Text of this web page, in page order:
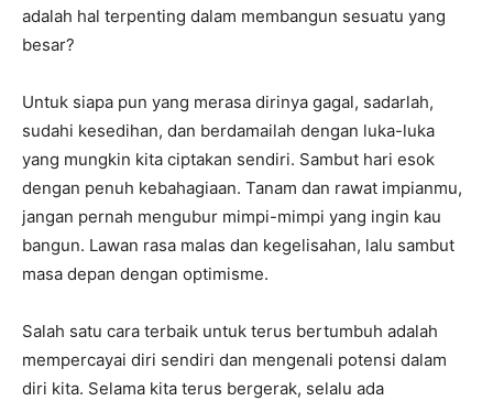
adalah hal terpenting dalam membangun sesuatu yang
besar?
Untuk siapa pun yang merasa dirinya gagal, sadarlah,
sudahi kesedihan, dan berdamailah dengan luka-luka
yang mungkin kita ciptakan sendiri. Sambut hari esok
dengan penuh kebahagiaan. Tanam dan rawat impianmu,
jangan pernah mengubur mimpi-mimpi yang ingin kau
bangun. Lawan rasa malas dan kegelisahan, lalu sambut
masa depan dengan optimisme.
Salah satu cara terbaik untuk terus bertumbuh adalah
mempercayai diri sendiri dan mengenali potensi dalam
diri kita. Selama kita terus bergerak, selalu ada